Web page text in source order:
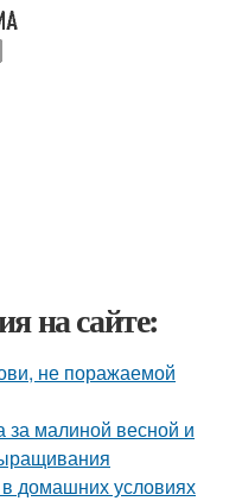
на сайте:
не поражаемой
за малиной весной и
в домашних условиях